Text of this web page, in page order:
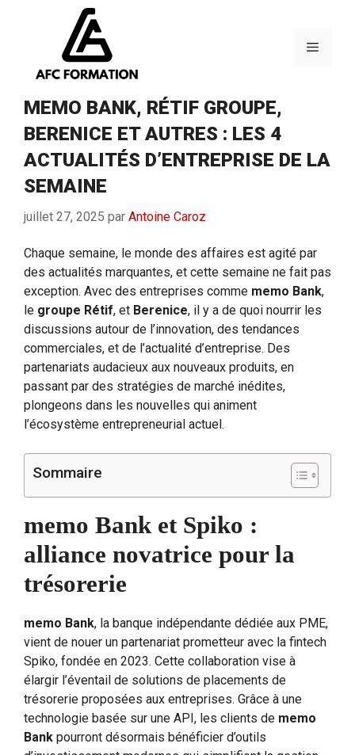
Menu
MEMO BANK, RÉTIF GROUPE,
BERENICE ET AUTRES : LES 4
ACTUALITÉS D’ENTREPRISE DE LA
SEMAINE
juillet 27, 2025 par Antoine Caroz
Chaque semaine, le monde des affaires est agité par
des actualités marquantes, et cette semaine ne fait pas
exception. Avec des entreprises comme memo Bank,
le groupe Rétif, et Berenice, il y a de quoi nourrir les
discussions autour de l’innovation, des tendances
commerciales, et de l’actualité d’entreprise. Des
partenariats audacieux aux nouveaux produits, en
passant par des stratégies de marché inédites,
plongeons dans les nouvelles qui animent
l’écosystème entrepreneurial actuel.
Sommaire
memo Bank et Spiko :
alliance novatrice pour la
trésorerie
memo Bank, la banque indépendante dédiée aux PME,
vient de nouer un partenariat prometteur avec la fintech
Spiko, fondée en 2023. Cette collaboration vise à
élargir l’éventail de solutions de placements de
trésorerie proposées aux entreprises. Grâce à une
technologie basée sur une API, les clients de memo
Bank pourront désormais bénéficier d’outils